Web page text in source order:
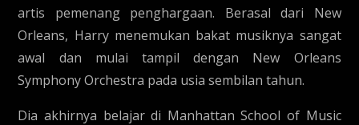
artis pemenang penghargaan. Berasal dari New
Orleans, Harry menemukan bakat musiknya sangat
awal dan mulai tampil dengan New Orleans
Symphony Orchestra pada usia sembilan tahun.
Dia akhirnya belajar di Manhattan School of Music